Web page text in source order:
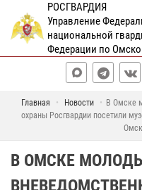
РОСГВАРДИЯ
Управление
национальной
Федерации по
Главная Новости
В Омске
охраны Росгвардии посетили
В ОМСКЕ